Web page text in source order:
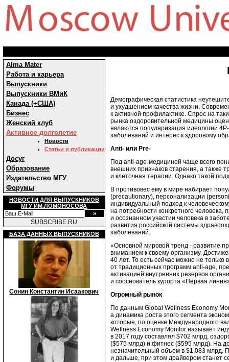
Alma Mater
Работа и карьера
Выпускники
Выпускники ВМиК
Канада (+США)
Бизнес
Женский клуб
Активное долголетие
Новости
Статьи и публикации
Досуг
Образование
Издательство МГУ
Форумы
НОВОСТИ ДЛЯ ВЫПУСКНИКОВ
МГУ ИМ.ЛОМОНОСОВА
SUBSCRIBE.RU
БАЗА ДАННЫХ ВЫПУСКНИКОВ
Сонин Константин Исаакович
Демографическая статистика
и ухудшением качества жизни.
к активной профилактике. Спрос на
рынка оздоровительной медицины
являются популяризация идеологии
заболеваний и интерес к здоровому
Anti- или Pre-
Под anti-age-медициной чаще всего
внешних признаков старения, а также
и клеточная терапии. Однако такой
В противовес ему в мире набирает
(precautionary), персонализации
индивидуальный подход к
на потребности конкретного
и осознанном участии человека в
развития российской системы
заболеваний.
«Основной мировой тренд - развитие
вниманием к своему организму.
40 лет. То есть сейчас можно не
от традиционных программ anti-age,
активацией внутренних резервов
и сооснователь курорта «Первая
Огромный рынок
По данным Global Wellness Economy
а динамика роста этого сегмента
которые, по оценке Международного
Wellness Economy Monitor называет
в 2017 году составлял $702 млрд,
($575 млрд) и фитнес ($595 млрд). На
незначительный объем в $1,083 млрд.
и дальше, при этом драйвером станет